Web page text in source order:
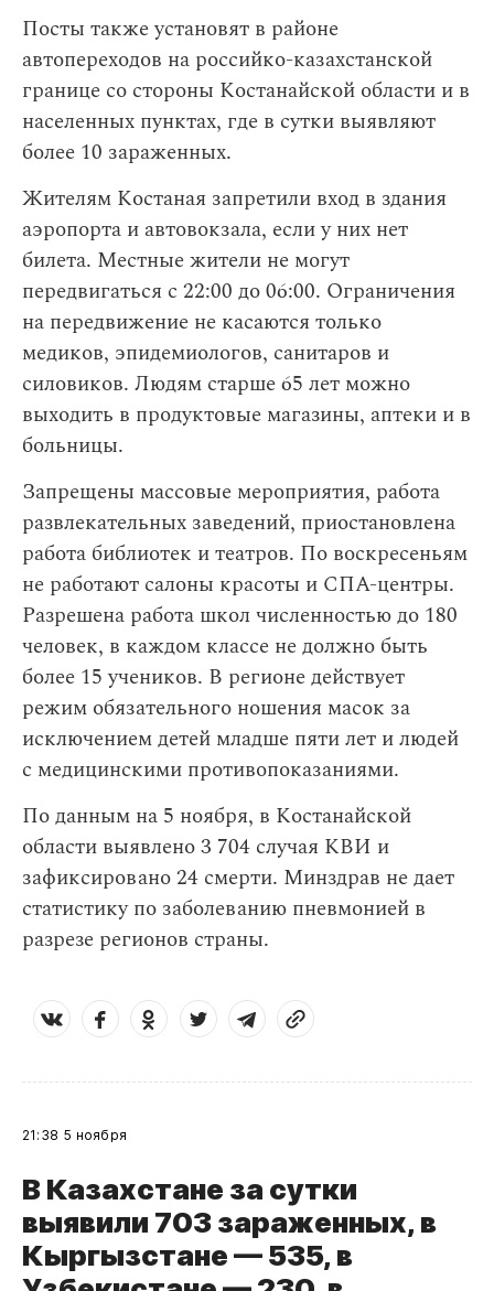
Посты также установят в районе
автопереходов на российко-казахстанской
границе со стороны Костанайской области и в
населенных пунктах, где в сутки выявляют
более 10 зараженных.
Жителям Костаная запретили вход в здания
аэропорта и автовокзала, если у них нет
билета. Местные жители не могут
передвигаться с 22:00 до 06:00. Ограничения
на передвижение не касаются только
медиков, эпидемиологов, санитаров и
силовиков. Людям старше 65 лет можно
выходить в продуктовые магазины, аптеки и в
больницы.
Запрещены массовые мероприятия, работа
развлекательных заведений, приостановлена
работа библиотек и театров. По воскресеньям
не работают салоны красоты и СПА-центры.
Разрешена работа школ численностью до 180
человек, в каждом классе не должно быть
более 15 учеников. В регионе действует
режим обязательного ношения масок за
исключением детей младше пяти лет и людей
с медицинскими противопоказаниями.
По данным на 5 ноября, в Костанайской
области выявлено 3 704 случая КВИ и
зафиксировано 24 смерти. Минздрав не дает
статистику по заболеванию пневмонией в
разрезе регионов страны.
21:38 5 ноября
В Казахстане за сутки
выявили 703 зараженных, в
Кыргызстане — 535, в